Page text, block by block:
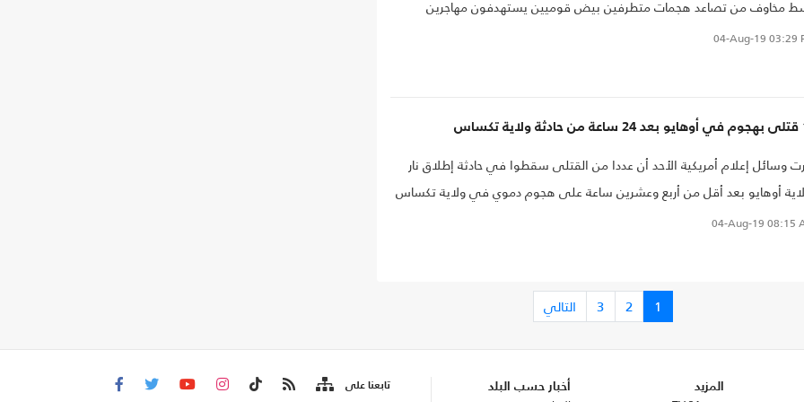
مخاوف من تصاعد هجمات متطرفين بيض قوميين يستهدفون مهاجرين
من أصول أجنبية.
04-Aug-19 03:29
وسائل إعلام أمريكية الأحد أن عددا من القتلى سقطوا في حادثة إطلاق نار
أوهايو بعد أقل من أربع وعشرين ساعة على هجوم دموي في ولاية تكساس
ضحيته نحو عشرين شخصا..
04-Aug-19 08:15
1
2
3 التالي
المزيد أخبار حسب البلد تابعنا على